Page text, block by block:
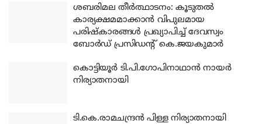
ശബരിമല തീര്‍ത്ഥാടനം: കൂടുതല്‍
കാര്യക്ഷമമാക്കാന്‍ വിപുലമായ
പരിഷ്‌കാരങ്ങള്‍ പ്രഖ്യാപിച്ച് ദേവസ്വം
ബോര്‍ഡ് പ്രസിഡന്റ് കെ.ജയകുമാര്‍
കൊട്ടിയൂര്‍ ടി.പി.ഗോപിനാഥാന്‍ നായര്‍
നിര്യാതനായി
ടി.കെ.രാമചന്ദ്രന്‍ പിള്ള നിര്യാതനായി